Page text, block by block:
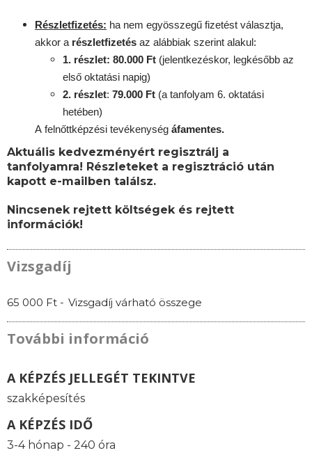
Részletfizetés: ha nem egyösszegű fizetést választja,
akkor a részletfizetés az alábbiak szerint alakul:
1. részlet: 80.000 Ft (jelentkezéskor, legkésőbb az
első oktatási napig)
2. részlet: 79.000 Ft (a tanfolyam 6. oktatási
hetében)
A felnőttképzési tevékenység áfamentes.
Aktuális kedvezményért regisztrálj a
tanfolyamra! Részleteket a regisztráció után
kapott e-mailben találsz.
Nincsenek rejtett költségek és rejtett
információk!
Vizsgadíj
65 000 Ft - Vizsgadíj várható összege
További információ
A KÉPZÉS JELLEGÉT TEKINTVE
szakképesítés
A KÉPZÉS IDŐ
3-4 hónap - 240 óra